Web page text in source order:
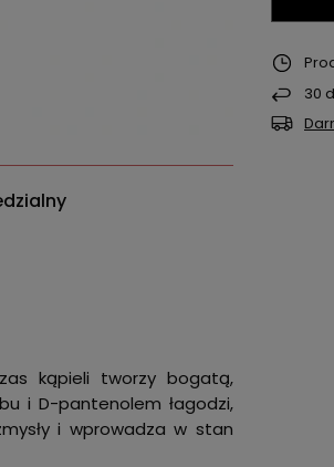
kąpieli tworzy bogatą,
i D-pantenolem łagodzi,
i wprowadza w stan
30